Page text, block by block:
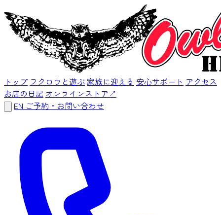
トップ フクロウと遊ぶ家族に迎える 安心サポート アクセス
お店の日記 オンラインストア ↗
EN ご予約・お問い合わせ